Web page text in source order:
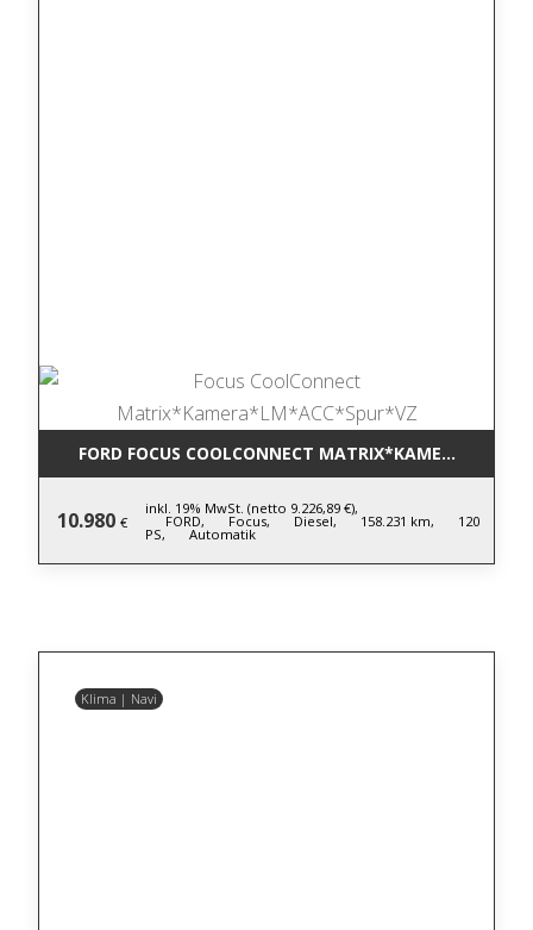
FORD FOCUS COOLCONNECT
10.980 €
inkl. 19% MwSt. (netto 9.226,89 €),
FORD, Focus, Diesel, 158.231 km, 120
PS, Automatik
Klima | Navi